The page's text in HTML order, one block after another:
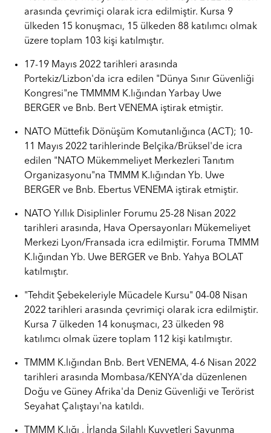
arasında çevrimiçi olarak icra edilmiştir. Kursa 9
ülkeden 15 konuşmacı, 15 ülkeden 88 katılımcı olmak
üzere toplam 103 kişi katılmıştır.
17-19 Mayıs 2022 tarihleri arasında
Portekiz/Lizbon'da icra edilen "Dünya Sınır Güvenliği
Kongresi"ne TMMMM K.lığından Yarbay Uwe
BERGER ve Bnb. Bert VENEMA iştirak etmiştir.
NATO Müttefik Dönüşüm Komutanlığınca (ACT); 10-
11 Mayıs 2022 tarihlerinde Belçika/Brüksel'de icra
edilen "NATO Mükemmeliyet Merkezleri Tanıtım
Organizasyonu"na TMMM K.lığından Yb. Uwe
BERGER ve Bnb. Ebertus VENEMA iştirak etmiştir.
NATO Yıllık Disiplinler Forumu 25-28 Nisan 2022
tarihleri arasında, Hava Opersayonları Mükemeliyet
Merkezi Lyon/Fransada icra edilmiştir. Foruma TMMM
K.lığından Yb. Uwe BERGER ve Bnb. Yahya BOLAT
katılmıştır.
"Tehdit Şebekeleriyle Mücadele Kursu" 04-08 Nisan
2022 tarihleri arasında çevrimiçi olarak icra edilmiştir.
Kursa 7 ülkeden 14 konuşmacı, 23 ülkeden 98
katılımcı olmak üzere toplam 112 kişi katılmıştır.
TMMM K.lığından Bnb. Bert VENEMA, 4-6 Nisan 2022
tarihleri arasında Mombasa/KENYA'da düzenlenen
Doğu ve Güney Afrika'da Deniz Güvenliği ve Terörist
Seyahat Çalıştayı'na katıldı.
TMMM K.lığı , İrlanda Silahlı Kuvvetleri Savunma